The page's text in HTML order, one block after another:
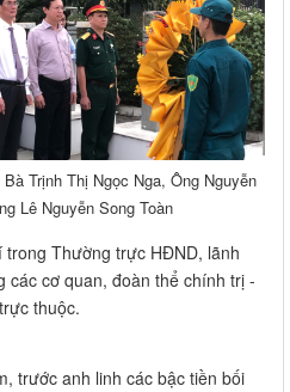
Trịnh Thị Ngọc Nga, Ông Nguyễn
Lê Nguyễn Song Toàn
Thường trực HĐND, lãnh
các cơ quan, đoàn thể chính trị -
thuộc.
trước anh linh các bậc tiền bối